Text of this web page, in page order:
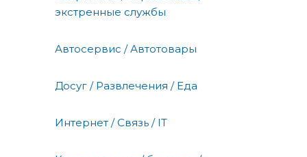
экстренные службы
Автосервис / Автотовары
Досуг / Развлечения / Еда
Интернет / Связь / IT